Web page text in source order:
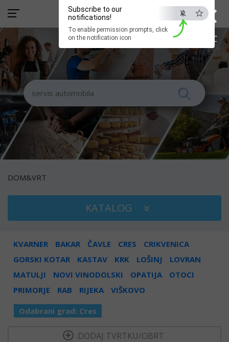
×
ESC
Subscribe to our
notifications!
To enable permission prompts, click
on the notification icon
DOM&VRT
KATALOG
KVARNER BAKAR ČAVLE CRES
CRIKVENICA
GORSKI KOTAR
KASTAV KRK LOŠINJ
LOVRAN
MATULJI
NOVI VINODOLSKI OPATIJA
OTOCI
PRIMORJE
RAB RIJEKA VIŠKOVO
Odabrani grad: Cres
DODAJ TVRTKU/OBRT